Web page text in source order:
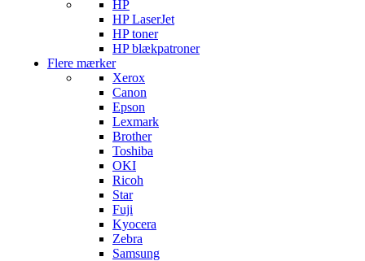
HP
HP LaserJet
HP toner
HP blækpatroner
Flere mærker
Xerox
Canon
Epson
Lexmark
Brother
Toshiba
OKI
Ricoh
Star
Fuji
Kyocera
Zebra
Samsung